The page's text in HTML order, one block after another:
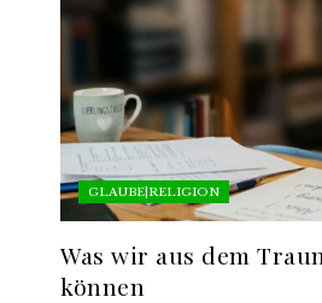
GLAUBE|RELIGION
Was wir aus dem
können